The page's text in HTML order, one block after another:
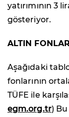
yatırımının 3
gösteriyor.
ALTIN
Aşağıdaki
fonlarının
TÜFE ile
egm.org.tr)